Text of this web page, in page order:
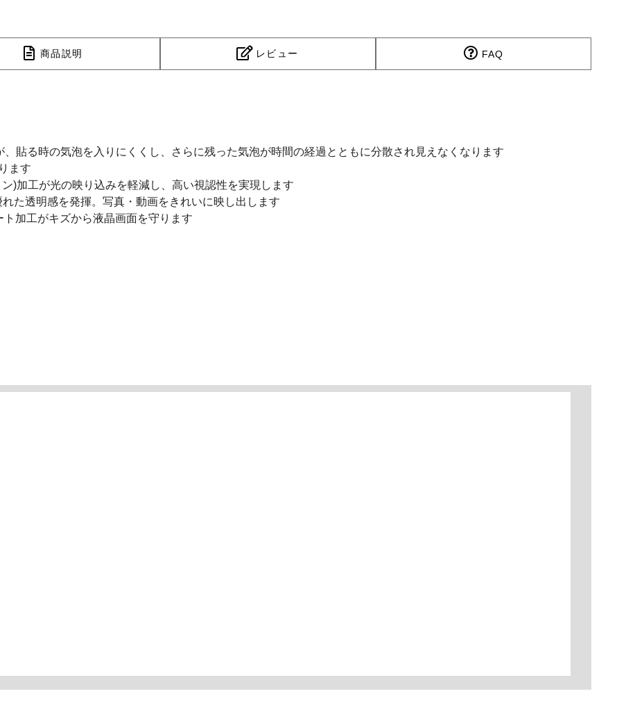
商品説明 レビュー FAQ
貼る時の気泡を入りにくくし、さらに残った気泡が時間の経過とともに分散され見えなくなります
ます
)加工が光の映り込みを軽減し、高い視認性を実現します
た透明感を発揮。写真・動画をきれいに映し出します
加工がキズから液晶画面を守ります